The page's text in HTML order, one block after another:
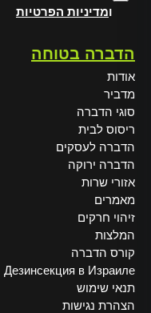
ומדיניות הפרטיות
הדברה בטוחה
אודות
מדביר
סוגי הדברה
ריסוס לבית
הדברה לעסקים
הדברה ירוקה
אזורי שרות
מאמרים
זיהוי חרקים
המלצות
קורס הדברה
Дезинсекция в Израиле
תנאי שימוש
הצהרת נגישות